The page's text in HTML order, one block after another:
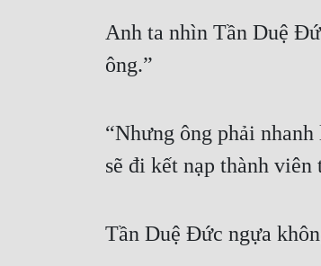
Anh ta nhìn Tần Duệ
ông.”
“Nhưng ông phải
sẽ đi kết nạp thành viên
Tần Duệ Đức ngựa